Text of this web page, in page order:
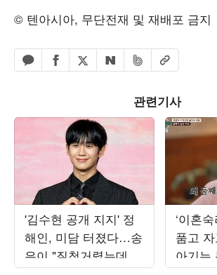
© 텐아시아, 무단전재 및 재배포 금지
카카오톡 공유하기
페이스북 공유하기
엑스 공유하기
네이버 공유하기
밴드 공유하기
URL복사
관련기사
'김수현 공개 지지' 정
해인, 미담 터졌다…송
은이 "질척거렸는데 명
‘이혼
품고
아기는